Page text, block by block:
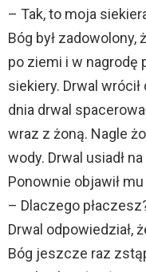
– Tak, to moja
Bóg był
po ziemi i w nagrodę
siekiery. Drwal
dnia drwal
wraz z żoną. Nagle
wody. Drwal usiadł
Ponownie objawił
– Dlaczego
Drwal odpowiedział,
Bóg jeszcze raz